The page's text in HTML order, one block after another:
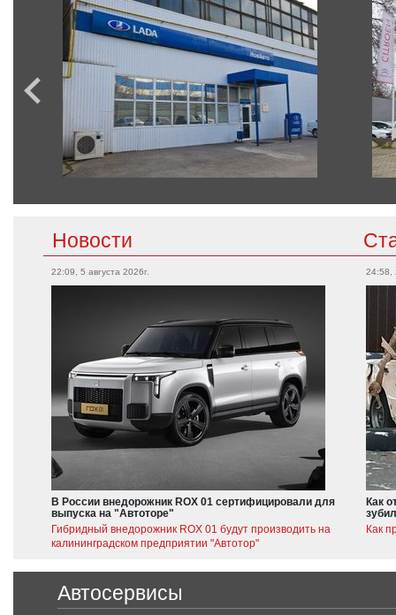
Новости
22:09, 5 августа 2026г.
В России внедорожник ROX 01 сертифицировали для
выпуска на "Автоторе"
Гибридный внедорожник ROX 01 будут производить на
калининградском предприятии "Автотор"
24:58,
Как
Как
Автосервисы